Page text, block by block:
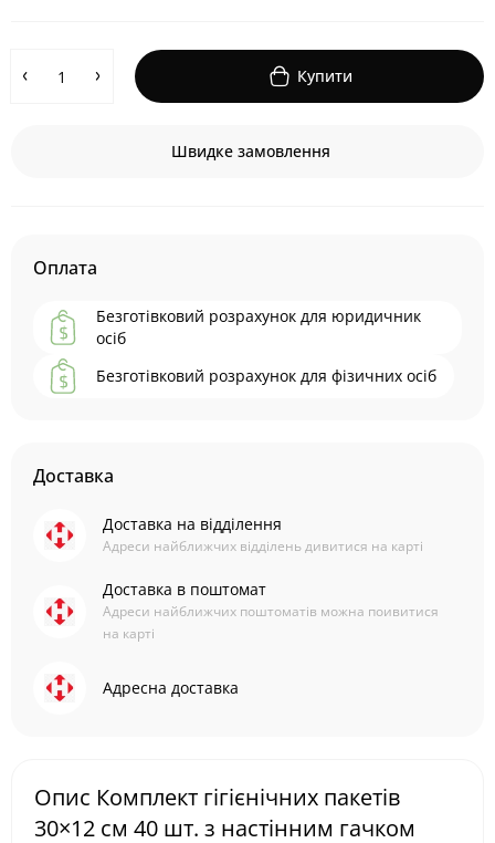
Купити
Швидке замовлення
Оплата
Безготівковий розрахунок для юридичник
осіб
Безготівковий розрахунок для фізичних осіб
Доставка
Доставка на відділення
Адреси найближчих відділень дивитися на карті
Доставка в поштомат
Адреси найближчих поштоматів можна поивитися
на карті
Адресна доставка
Опис Комплект гігієнічних пакетів
30×12 см 40 шт. з настінним гачком